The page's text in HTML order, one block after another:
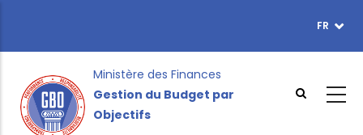
contenu
FR
Ministère des Finances
Gestion du Budget par
Objectifs